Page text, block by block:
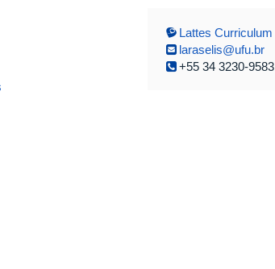
Lattes Curriculum
laraselis@ufu.br
+55 34 3230-9583